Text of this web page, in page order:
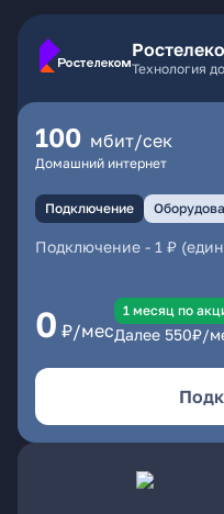
Технология
100 мбит/сек
Домашний интернет
Подключение
Подключение - 1 ₽
0 ₽/мес
1 месяц по
Далее 550₽/